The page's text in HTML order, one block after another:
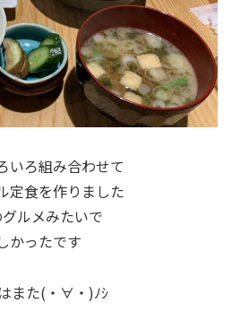
いろ組み合わせて
定食を作りました
ルメみたいで
かったです
また(・∀・)ﾉｼ